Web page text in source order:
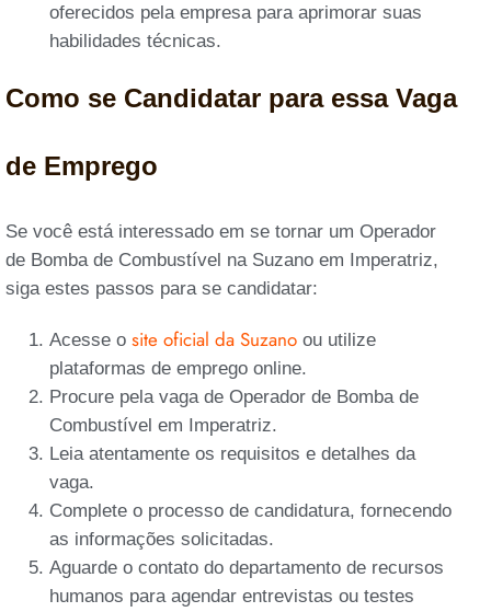
oferecidos pela empresa para aprimorar suas
habilidades técnicas.
Como se Candidatar para essa Vaga
de Emprego
Se você está interessado em se tornar um Operador
de Bomba de Combustível na Suzano em Imperatriz,
siga estes passos para se candidatar:
Acesse o site oficial da Suzano ou utilize
plataformas de emprego online.
Procure pela vaga de Operador de Bomba de
Combustível em Imperatriz.
Leia atentamente os requisitos e detalhes da
vaga.
Complete o processo de candidatura, fornecendo
as informações solicitadas.
Aguarde o contato do departamento de recursos
humanos para agendar entrevistas ou testes